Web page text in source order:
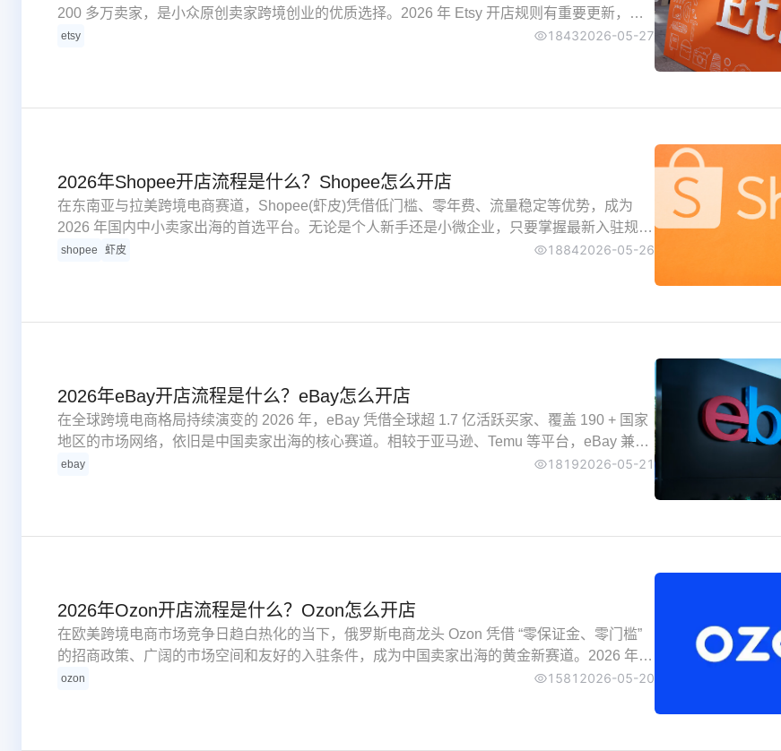
200 多万卖家，是小众原创卖家跨境创业的优质选择。2026 年 Etsy 开店规则有重要更新，尤
其针对中国大陆卖家的合规要求大幅调整。
etsy 18432026-05-27
2026年Shopee开店流程是什么？Shopee怎么开店
在东南亚与拉美跨境电商赛道，Shopee(虾皮)凭借低门槛、零年费、流量稳定等优势，成为
2026 年国内中小卖家出海的首选平台。无论是个人新手还是小微企业，只要掌握最新入驻规则
与流程，最快 3-5 个工作日即可完成下店。
shopee 虾皮 18842026-05-26
2026年eBay开店流程是什么？eBay怎么开店
在全球跨境电商格局持续演变的 2026 年，eBay 凭借全球超 1.7 亿活跃买家、覆盖 190 + 国家
地区的市场网络，依旧是中国卖家出海的核心赛道。相较于亚马逊、Temu 等平台，eBay 兼具
个人卖家低门槛入局与企业卖家品牌化发展的双重优势，且 2026 年平台针对中国卖家推出多
ebay 18192026-05-21
2026年Ozon开店流程是什么？Ozon怎么开店
在欧美跨境电商市场竞争日趋白热化的当下，俄罗斯电商龙头 Ozon 凭借 “零保证金、零门槛”
的招商政策、广阔的市场空间和友好的入驻条件，成为中国卖家出海的黄金新赛道。2026 年，
Ozon 持续简化入驻流程、优化卖家服务，对新手卖家的友好度大幅提升。
ozon 1581 2026-05-20